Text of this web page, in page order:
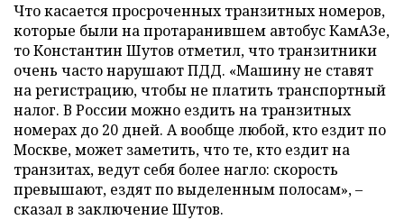
Что касается просроченных транзитных номеров,
которые были на протаранившем автобус КамАЗе,
то Константин Шутов отметил, что транзитники
очень часто нарушают ПДД. «Машину не ставят
на регистрацию, чтобы не платить транспортный
налог. В России можно ездить на транзитных
номерах до 20 дней. А вообще любой, кто ездит по
Москве, может заметить, что те, кто ездит на
транзитах, ведут себя более нагло: скорость
превышают, ездят по выделенным полосам», –
сказал в заключение Шутов.